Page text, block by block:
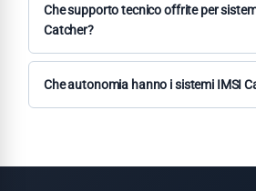
400. Per altre piattaforme DJI valutiamo
fattibilità di integrazione custom.
Che supporto tecnico offrite per
Catcher?
Forniamo training operativo completo,
all'integrazione, manutenzione
Che autonomia hanno i sistemi IMSI